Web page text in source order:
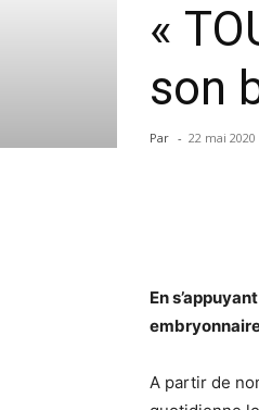
«
son
Par - 22 mai 2020
En
A partir de